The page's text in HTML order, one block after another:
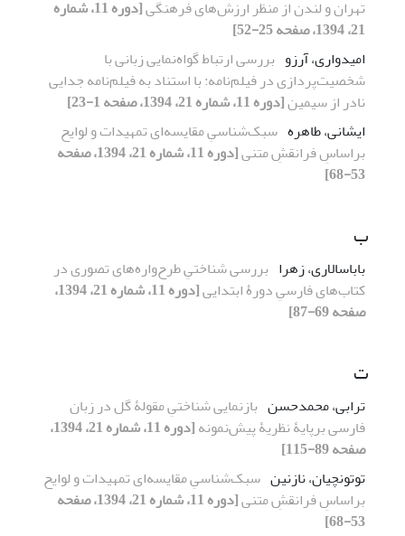
تهران و لندن از منظر ارزش‌های فرهنگی
[دوره 11، شماره
21، 1394، صفحه 25-52]
امیدواری، آرزو بررسی ارتباط گواه‌نمایی زبانی با
شخصیت‌پردازی در فیلم‌نامه: با استناد به فیلم‌نامه جدایی
نادر از سیمین[دوره 11، شماره 21، 1394، صفحه 1-23]
ایشانی، طاهره سبک‌شناسیِ مقایسه‌ای تمهیدات و لوایح
براساسِ فرانقشِ متنی
[دوره 11، شماره 21، 1394، صفحه
53-68]
ب
باباسالاری، زهرا بررسی شناختیِ طرح‌واره‌های تصوری در
کتاب‌های فارسیِ دورۀ ابتدایی
[دوره 11، شماره 21، 1394،
صفحه 69-87]
ت
ترابی، محمدحسن بازنمایی شناختیِ مقولۀ گل در زبان
فارسی برپایۀ نظریۀ پیش‌نمونه
[دوره 11، شماره 21، 1394،
صفحه 89-115]
توتونچیان، نازنین سبک‌شناسیِ مقایسه‌ای تمهیدات و لوایح
براساسِ فرانقشِ متنی
[دوره 11، شماره 21، 1394، صفحه
53-68]